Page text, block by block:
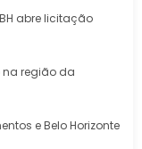
abre licitação
na região da
e Belo Horizonte